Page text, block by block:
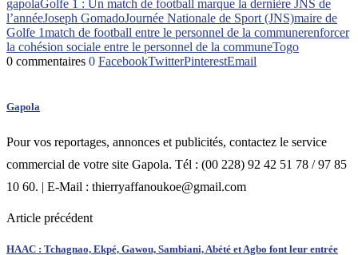
gapolaGolfe 1 : Un match de football marque la dernière JNS de
l’annéeJoseph GomadoJournée Nationale de Sport (JNS)maire de
Golfe 1match de football entre le personnel de la communerenforcer
la cohésion sociale entre le personnel de la communeTogo
0 commentaires 0 FacebookTwitterPinterestEmail
Gapola
Pour vos reportages, annonces et publicités, contactez le service
commercial de votre site Gapola. Tél : (00 228) 92 42 51 78 / 97 85
10 60. | E-Mail : thierryaffanoukoe@gmail.com
Article précédent
HAAC : Tchagnao, Ekpé, Gawou, Sambiani, Abété et Agbo font leur entrée